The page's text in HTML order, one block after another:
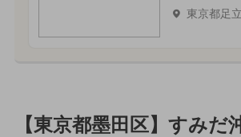
東京都足
【東京都墨田区】すみだ